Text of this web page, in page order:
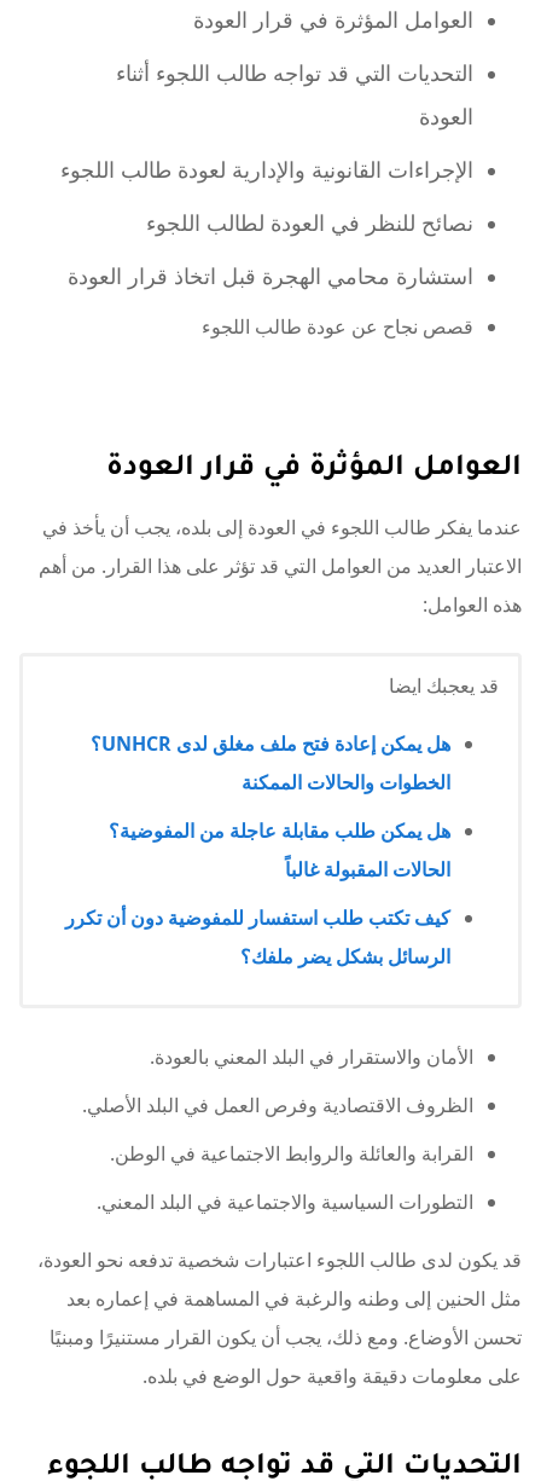
العوامل المؤثرة في قرار العودة
التحديات التي قد تواجه طالب اللجوء أثناء
العودة
الإجراءات القانونية والإدارية لعودة طالب اللجوء
نصائح للنظر في العودة لطالب اللجوء
استشارة محامي الهجرة قبل اتخاذ قرار العودة
قصص نجاح عن عودة طالب اللجوء
العوامل المؤثرة في قرار العودة
عندما يفكر طالب اللجوء في العودة إلى بلده، يجب أن يأخذ في
الاعتبار العديد من العوامل التي قد تؤثر على هذا القرار. من أهم
هذه العوامل:
قد يعجبك ايضا
هل يمكن إعادة فتح ملف مغلق لدى UNHCR؟
الخطوات والحالات الممكنة
هل يمكن طلب مقابلة عاجلة من المفوضية؟
الحالات المقبولة غالباً
كيف تكتب طلب استفسار للمفوضية دون أن تكرر
الرسائل بشكل يضر ملفك؟
الأمان والاستقرار في البلد المعني بالعودة.
الظروف الاقتصادية وفرص العمل في البلد الأصلي.
القرابة والعائلة والروابط الاجتماعية في الوطن.
التطورات السياسية والاجتماعية في البلد المعني.
قد يكون لدى طالب اللجوء اعتبارات شخصية تدفعه نحو العودة،
مثل الحنين إلى وطنه والرغبة في المساهمة في إعماره بعد
تحسن الأوضاع. ومع ذلك، يجب أن يكون القرار مستنيرًا ومبنيًا
على معلومات دقيقة واقعية حول الوضع في بلده.
التحديات التي قد تواجه طالب اللجوء